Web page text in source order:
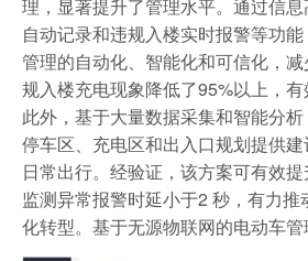
理，显著提升了管理水平。通过信
自动记录和违规入楼实时报警等功
管理的自动化、智能化和可信化，
规入楼充电现象降低了95%以上，有
此外，基于大量数据采集和智能分
停车区、充电区和出入口规划提供
日常出行。经验证，该方案可有效提
监测异常报警时延小于2 秒，有力
化转型。基于无源物联网的电动车管